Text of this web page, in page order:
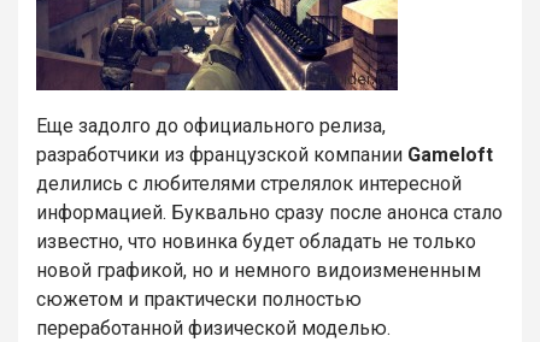
Еще задолго до официального релиза,
разработчики из французской компании Gameloft
делились с любителями стрелялок интересной
информацией. Буквально сразу после анонса стало
известно, что новинка будет обладать не только
новой графикой, но и немного видоизмененным
сюжетом и практически полностью
переработанной физической моделью.